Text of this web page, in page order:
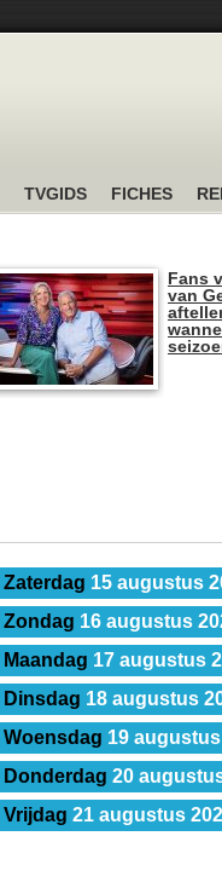
TVGIDS FICHES
Fans
van
Zaterdag 15 augustus
Zondag 16 augustus
Maandag 17 augustus
Dinsdag 18 augustus
Woensdag 19
Donderdag 20
Vrijdag 21 augustus